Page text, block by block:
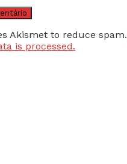
Akismet to reduce spam.
is processed.